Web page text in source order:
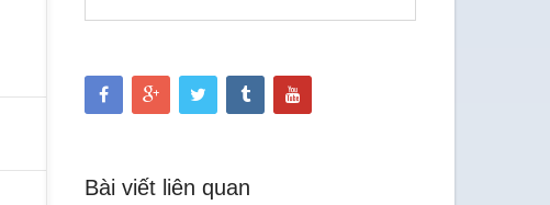
Bài viết liên quan